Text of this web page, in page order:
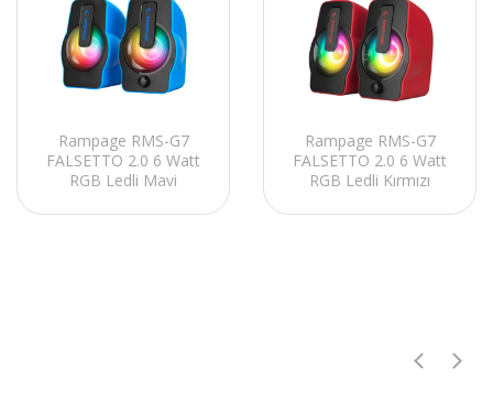
Rampage RMS-G7
FALSETTO 2.0 6 Watt
RGB Ledli Mavi
USB Speaker
Rampage RMS-G7
FALSETTO 2.0 6 Watt
RGB Ledli Kırmızı
USB Speaker